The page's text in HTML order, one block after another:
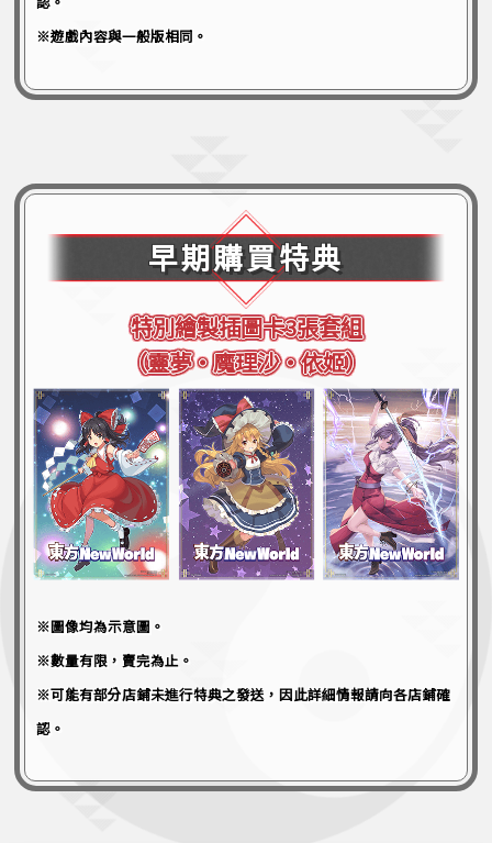
※遊戲內容與一般版相同。
早期購買特典
特別繪製插圖卡3張套組
（靈夢・魔理沙・依姬）
特別繪製插圖卡3張套組
（靈夢・魔理沙・依姬）
※圖像均為示意圖。
※數量有限，賣完為止。
※可能有部分店鋪未進行特典之發送，因此詳細情報請向各店鋪確
認。